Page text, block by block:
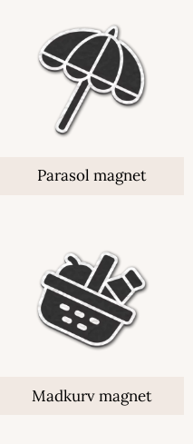
Parasol magnet
Madkurv magnet